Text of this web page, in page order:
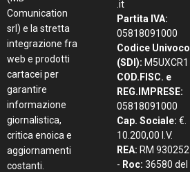
Comunication
srl) e la stretta
integrazione fra
web e prodotti
cartacei per
garantire
informazione
giornalistica,
critica enoica e
aggiornamenti
costanti.
.it
Partita IVA:
05818091000
Codice Univoco
(SDI): M5UXCR1
COD.FISC. e
REG.IMPRESE:
05818091000
Cap. Sociale: €.
10.200,00 I.V.
REA: RM 930252
- Roc: 36580 del